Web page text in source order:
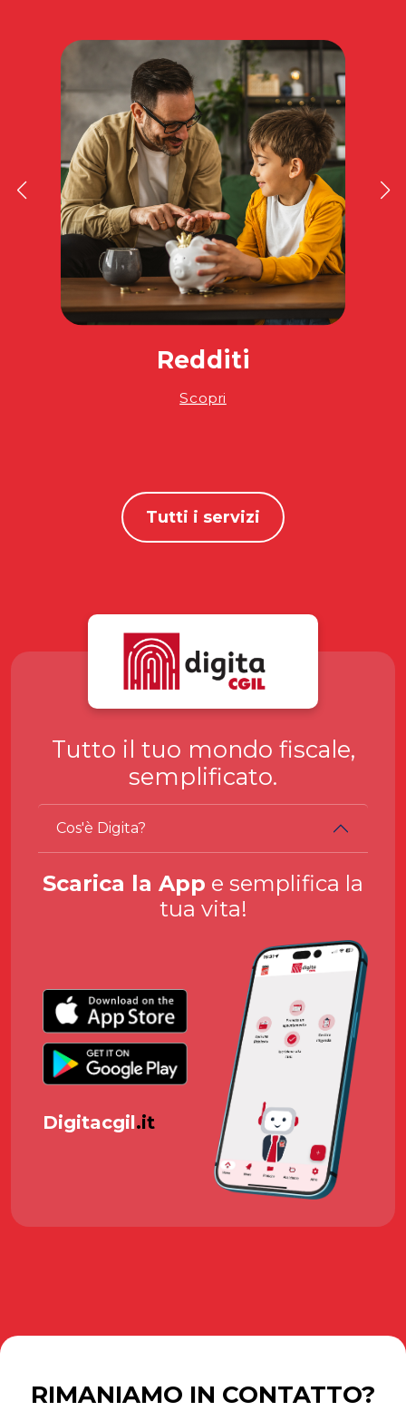
Redditi
Scopri
Tutti i servizi
Tutto il tuo mondo fiscale,
semplificato.
Cos'è Digita?
Scarica la App e semplifica la
tua vita!
Digitacgil.it
RIMANIAMO IN CONTATTO?